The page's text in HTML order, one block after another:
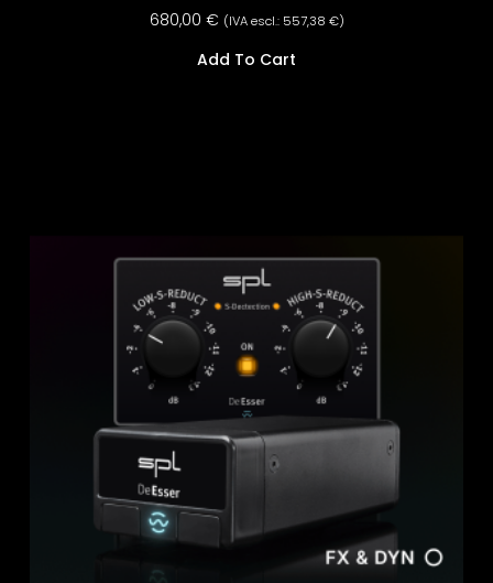
680,00 € (IVA escl.: 557,38 €)
Add To Cart